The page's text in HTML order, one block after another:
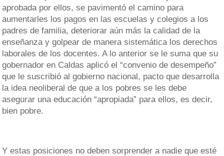
aprobada por ellos, se pavimentó el camino para
aumentarles los pagos en las escuelas y colegios a los
padres de familia, deteriorar aún más la calidad de la
enseñanza y golpear de manera sistemática los derechos
laborales de los docentes. A lo anterior se le suma que su
gobernador en Caldas aplicó el “convenio de desempeño”
que le suscribió al gobierno nacional, pacto que desarrolla
la idea neoliberal de que a los pobres se les debe
asegurar una educación “apropiada” para ellos, es decir,
bien pobre.
Y estas posiciones no deben sorprender a nadie que esté